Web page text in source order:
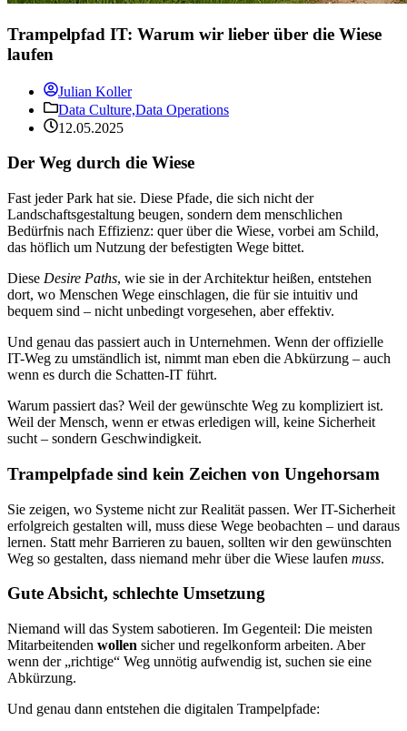
Trampelpfad IT: Warum wir lieber über die Wiese
laufen
Julian Koller
Data Culture,Data Operations
12.05.2025
Der Weg durch die Wiese
Fast jeder Park hat sie. Diese Pfade, die sich nicht der
Landschaftsgestaltung beugen, sondern dem menschlichen
Bedürfnis nach Effizienz: quer über die Wiese, vorbei am Schild,
das höflich um Nutzung der befestigten Wege bittet.
Diese Desire Paths, wie sie in der Architektur heißen, entstehen
dort, wo Menschen Wege einschlagen, die für sie intuitiv und
bequem sind – nicht unbedingt vorgesehen, aber effektiv.
Und genau das passiert auch in Unternehmen. Wenn der offizielle
IT-Weg zu umständlich ist, nimmt man eben die Abkürzung – auch
wenn es durch die Schatten-IT führt.
Warum passiert das? Weil der gewünschte Weg zu kompliziert ist.
Weil der Mensch, wenn er etwas erledigen will, keine Sicherheit
sucht – sondern Geschwindigkeit.
Trampelpfade sind kein Zeichen von Ungehorsam
Sie zeigen, wo Systeme nicht zur Realität passen. Wer IT-Sicherheit
erfolgreich gestalten will, muss diese Wege beobachten – und daraus
lernen. Statt mehr Barrieren zu bauen, sollten wir den gewünschten
Weg so gestalten, dass niemand mehr über die Wiese laufen muss.
Gute Absicht, schlechte Umsetzung
Niemand will das System sabotieren. Im Gegenteil: Die meisten
Mitarbeitenden wollen sicher und regelkonform arbeiten. Aber
wenn der „richtige“ Weg unnötig aufwendig ist, suchen sie eine
Abkürzung.
Und genau dann entstehen die digitalen Trampelpfade: